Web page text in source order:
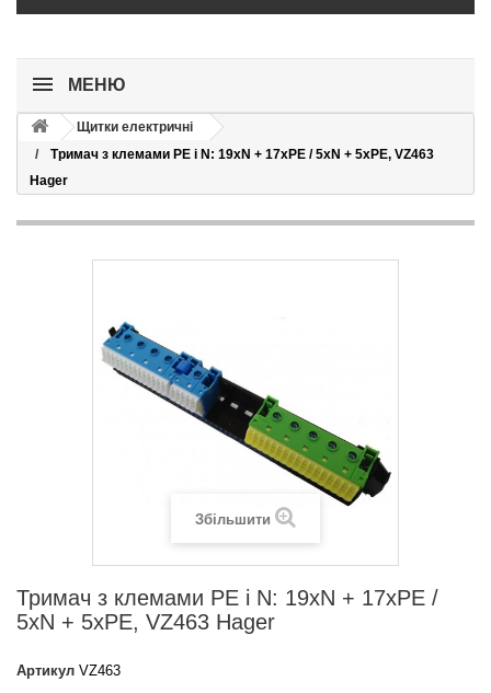
МЕНЮ
Щитки електричні
Тримач з клемами PE і N: 19xN + 17xPE / 5xN + 5xPE, VZ463
Hager
Збільшити
Тримач з клемами PE і N: 19xN + 17xPE /
5xN + 5xPE, VZ463 Hager
Артикул VZ463